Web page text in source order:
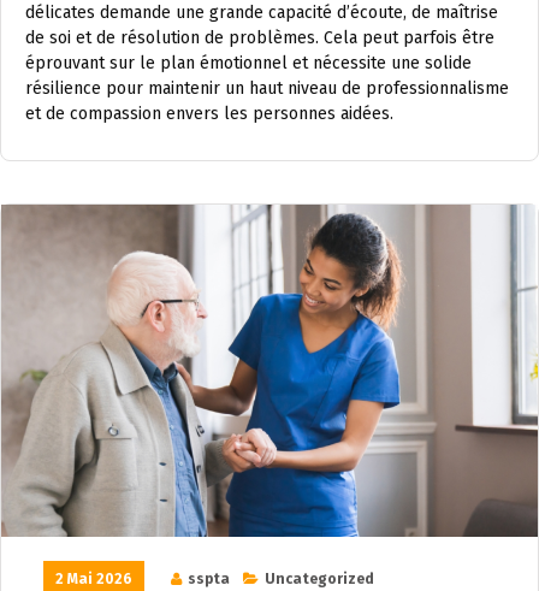
délicates demande une grande capacité d’écoute, de maîtrise
de soi et de résolution de problèmes. Cela peut parfois être
éprouvant sur le plan émotionnel et nécessite une solide
résilience pour maintenir un haut niveau de professionnalisme
et de compassion envers les personnes aidées.
2 Mai 2026 sspta
Uncategorized